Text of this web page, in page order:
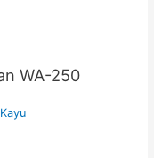
WA-250